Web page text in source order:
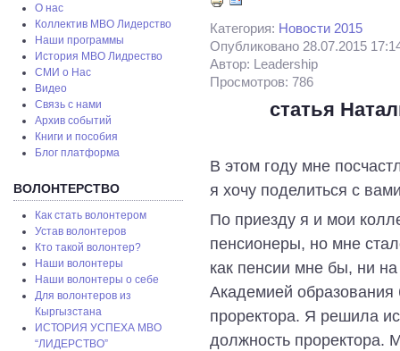
О нас
Коллектив МВО Лидерство
Наши программы
История МВО Лидрество
СМИ о Нас
Видео
Связь с нами
Архив событий
Книги и пособия
Блог платформа
ВОЛОНТЕРСТВО
Как стать волонтером
Устав волонтеров
Кто такой волонтер?
Наши волонтеры
Наши волонтеры о себе
Для волонтеров из
Кыргызстана
ИСТОРИЯ УСПЕХА МВО
“ЛИДЕРСТВО”
Категория: Новости 2015
Опубликовано 28.07.2015
Автор: Leadership
Просмотров: 786
статья
В этом году мне
я хочу поделиться с
По приезду я и мои
пенсионеры, но мне
как пенсии мне бы, ни
Академией образования
проректора. Я решила
должность проректора.